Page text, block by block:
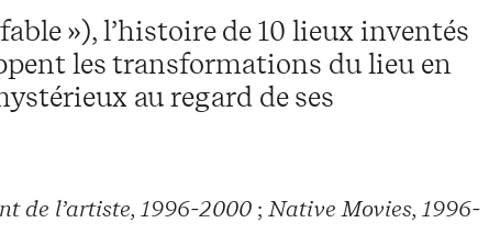
»), l’histoire de 10 lieux inventés
les transformations du lieu en
au regard de ses
de l’artiste, 1996-2000 ; Native Movies, 1996-